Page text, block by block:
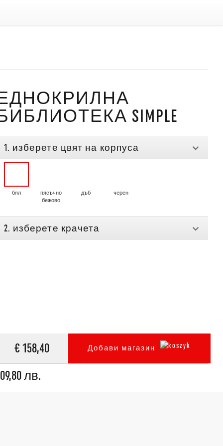
SIMPLE
1. изберете цвят на корпуса
бял
пясъчно
бежово
дъб черен
2. изберете крачета
€ 158,40 Добави магазин
лв.